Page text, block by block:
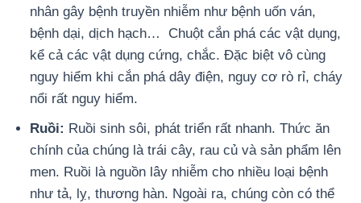
nhân gây bệnh truyền nhiễm như bệnh uốn ván,
bệnh dại, dịch hạch…
Chuột cắn phá các vật dụng,
kể cả các vật dụng cứng, chắc. Đặc biệt vô cùng
nguy hiểm khi cắn phá dây điện, nguy cơ rò rỉ, cháy
nổi rất nguy hiểm.
Ruồi: Ruồi sinh sôi, phát triển rất nhanh. Thức ăn
chính của chúng là trái cây, rau củ và sản phẩm lên
men. Ruồi là nguồn lây nhiễm cho nhiều loại bệnh
như tả, lỵ, thương hàn. Ngoài ra, chúng còn có thể